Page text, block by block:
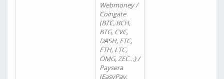
Webmoney /
Coingate
(BTC, BCH,
BTG, CVC,
DASH, ETC,
ETH, LTC,
OMG, ZEC…) /
Paysera
(EasyPay,